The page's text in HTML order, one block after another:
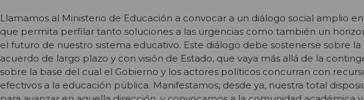
Llamamos al Ministerio de Educación a convocar a un diálogo social amplio
que permita perfilar tanto soluciones a las urgencias como también un
el futuro de nuestro sistema educativo. Este diálogo debe sostenerse sobre la
acuerdo de largo plazo y con visión de Estado, que vaya más allá de la
sobre la base del cual el Gobierno y los actores políticos concurran con
efectivos a la educación pública. Manifestamos, desde ya, nuestra total